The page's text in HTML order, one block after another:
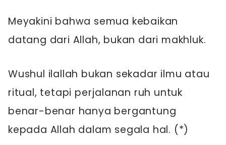
Meyakini bahwa semua kebaikan
datang dari Allah, bukan dari makhluk.
Wushul ilallah bukan sekadar ilmu atau
ritual, tetapi perjalanan ruh untuk
benar-benar hanya bergantung
kepada Allah dalam segala hal. (*)